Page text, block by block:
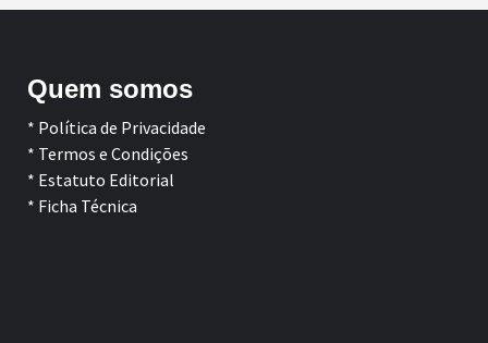
Quem somos
* Política de Privacidade
* Termos e Condições
* Estatuto Editorial
* Ficha Técnica